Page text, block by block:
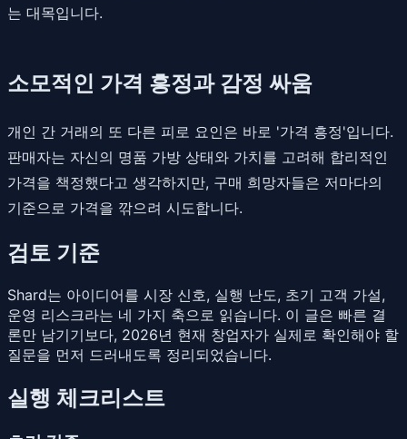
는 대목입니다.
소모적인 가격 흥정과 감정 싸움
개인 간 거래의 또 다른 피로 요인은 바로 '가격 흥정'입니다.
판매자는 자신의 명품 가방 상태와 가치를 고려해 합리적인
가격을 책정했다고 생각하지만, 구매 희망자들은 저마다의
기준으로 가격을 깎으려 시도합니다.
검토 기준
Shard는 아이디어를 시장 신호, 실행 난도, 초기 고객 가설,
운영 리스크라는 네 가지 축으로 읽습니다. 이 글은 빠른 결
론만 남기기보다, 2026년 현재 창업자가 실제로 확인해야 할
질문을 먼저 드러내도록 정리되었습니다.
실행 체크리스트